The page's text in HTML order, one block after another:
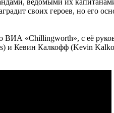
своих героев, но его
ВИА «Chillingworth», с её
и Кевин Калкофф (Kevin